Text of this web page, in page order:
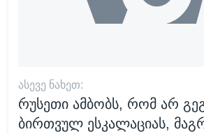
ᲐᲡᲔᲕᲔ ᲜᲐᲮᲔᲗ:
რუსეთი ამბობს, რომ არ
ბირთვულ ესკალაციას,